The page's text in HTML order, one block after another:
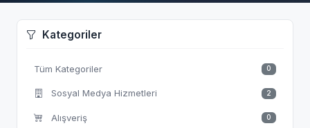
Kategoriler
Tüm Kategoriler 0
Sosyal Medya Hizmetleri 2
Alışveriş 0